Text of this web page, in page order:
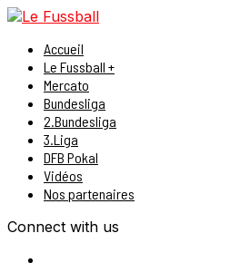
Accueil
Le Fussball +
Mercato
Bundesliga
2.Bundesliga
3.Liga
DFB Pokal
Vidéos
Nos partenaires
Connect with us